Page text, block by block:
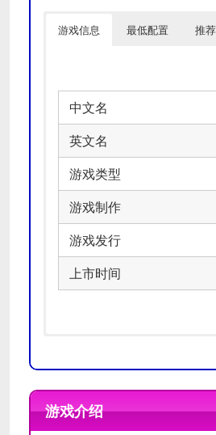
游戏信息 最低配置 推
中文名
英文名
游戏类型
游戏制作
游戏发行
上市时间
游戏介绍